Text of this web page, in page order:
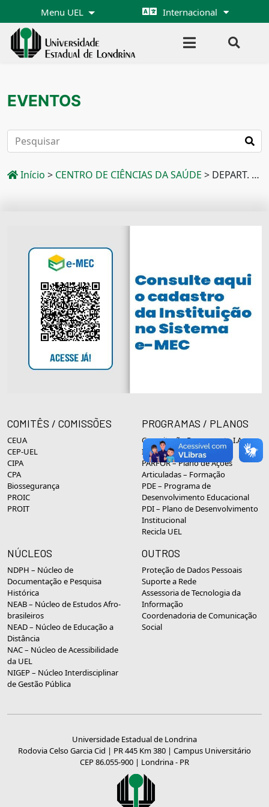
Menu UEL Internacional
EVENTOS
Início > CENTRO DE CIÊNCIAS DA SAÚDE > DEPART. DE PAT. ANÁL.CLINC. E TOXICOLÓGICAS
COMITÊS / COMISSÕES
CEUA
CEP-UEL
CIPA
CPA
Biossegurança
PROIC
PROIT
PROGRAMAS / PLANOS
Capacitação Permanente I.A.
Inclusão Social
PARFOR – Plano de Ações
Articuladas – Formação
PDE – Programa de
Desenvolvimento Educacional
PDI – Plano de Desenvolvimento
Institucional
Recicla UEL
NÚCLEOS
NDPH – Núcleo de
Documentação e Pesquisa
Histórica
NEAB – Núcleo de Estudos Afro-
brasileiros
NEAD – Núcleo de Educação a
Distância
NAC – Núcleo de Acessibilidade
da UEL
NIGEP – Núcleo Interdisciplinar
de Gestão Pública
OUTROS
Proteção de Dados Pessoais
Suporte a Rede
Assessoria de Tecnologia da
Informação
Coordenadoria de Comunicação
Social
Universidade Estadual de Londrina
Rodovia Celso Garcia Cid | PR 445 Km 380 | Campus Universitário
CEP 86.055-900 | Londrina - PR